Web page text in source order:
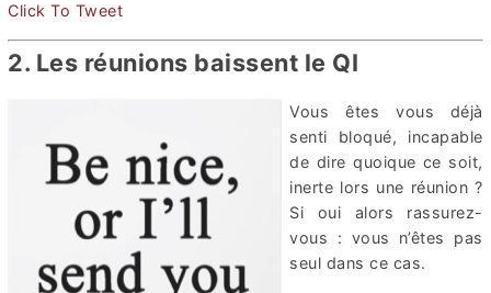
Click To Tweet
2. Les réunions baissent le QI
Vous êtes vous déjà
senti bloqué, incapable
de dire quoique ce soit,
inerte lors une réunion ?
Si oui alors rassurez-
vous : vous n’êtes pas
seul dans ce cas.